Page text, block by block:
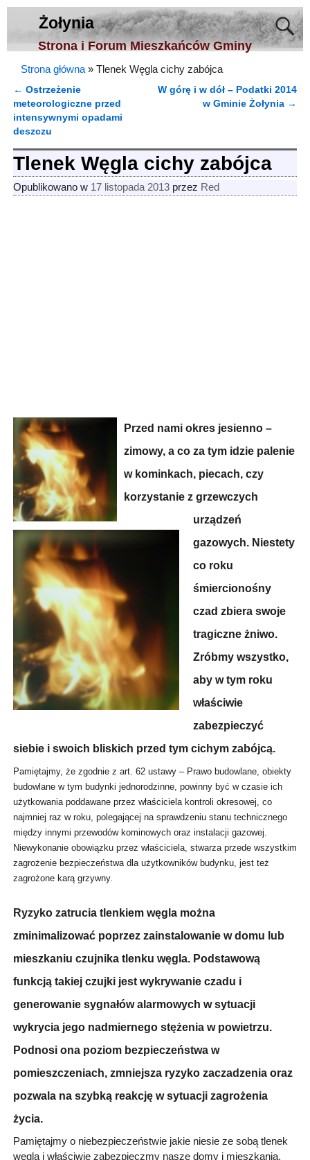
Żołynia
Strona i Forum Mieszkańców Gminy
Strona główna » Tlenek Węgla cichy zabójca
Nawigacja
← Ostrzeżenie
meteorologiczne przed
intensywnymi opadami
deszczu
W górę i w dół – Podatki 2014
w Gminie Żołynia →
Tlenek Węgla cichy zabójca
Opublikowano w 17 listopada 2013 przez Red
Przed nami okres jesienno –
zimowy, a co za tym idzie palenie
w kominkach, piecach, czy
korzystanie z grzewczych
urządzeń
gazowych. Niestety
co roku
śmiercionośny
czad zbiera swoje
tragiczne żniwo.
Zróbmy wszystko,
aby w tym roku
właściwie
zabezpieczyć
siebie i swoich bliskich przed tym cichym zabójcą.
Pamiętajmy, że zgodnie z art. 62 ustawy – Prawo budowlane, obiekty
budowlane w tym budynki jednorodzinne, powinny być w czasie ich
użytkowania poddawane przez właściciela kontroli okresowej, co
najmniej raz w roku, polegającej na sprawdzeniu stanu technicznego
między innymi przewodów kominowych oraz instalacji gazowej.
Niewykonanie obowiązku przez właściciela, stwarza przede wszystkim
zagrożenie bezpieczeństwa dla użytkowników budynku, jest też
zagrożone karą grzywny.
Ryzyko zatrucia tlenkiem węgla można
zminimalizować poprzez zainstalowanie w domu lub
mieszkaniu czujnika tlenku węgla. Podstawową
funkcją takiej czujki jest wykrywanie czadu i
generowanie sygnałów alarmowych w sytuacji
wykrycia jego nadmiernego stężenia w powietrzu.
Podnosi ona poziom bezpieczeństwa w
pomieszczeniach, zmniejsza ryzyko zaczadzenia oraz
pozwala na szybką reakcję w sytuacji zagrożenia
życia.
Pamiętajmy o niebezpieczeństwie jakie niesie ze sobą tlenek
węgla i właściwie zabezpieczmy nasze domy i mieszkania.